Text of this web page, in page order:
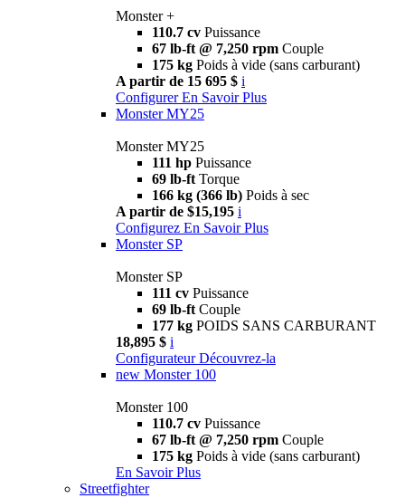
Monster +
110.7 cv Puissance
67 lb-ft @ 7,250 rpm Couple
175 kg Poids à vide (sans carburant)
A partir de 15 695 $ i
Configurer En Savoir Plus
Monster MY25
Monster MY25
111 hp Puissance
69 lb-ft Torque
166 kg (366 lb) Poids à sec
A partir de $15,195 i
Configurez En Savoir Plus
Monster SP
Monster SP
111 cv Puissance
69 lb-ft Couple
177 kg POIDS SANS CARBURANT
18,895 $ i
Configurateur Découvrez-la
new Monster 100
Monster 100
110.7 cv Puissance
67 lb-ft @ 7,250 rpm Couple
175 kg Poids à vide (sans carburant)
En Savoir Plus
Streetfighter